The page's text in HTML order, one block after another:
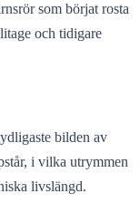
som börjat rosta
och tidigare
bilden av
i vilka utrymmen
livslängd.